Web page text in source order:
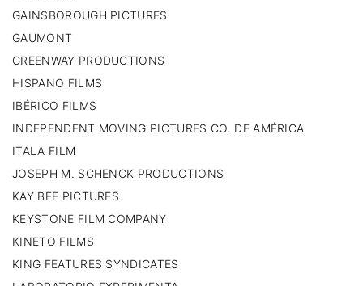
GAINSBOROUGH PICTURES
GAUMONT
GREENWAY PRODUCTIONS
HISPANO FILMS
IBÉRICO FILMS
INDEPENDENT MOVING PICTURES CO. DE AMÉRICA
ITALA FILM
JOSEPH M. SCHENCK PRODUCTIONS
KAY BEE PICTURES
KEYSTONE FILM COMPANY
KINETO FILMS
KING FEATURES SYNDICATES